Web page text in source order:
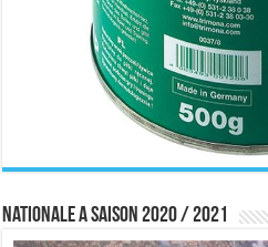
Nationale A saison 2020 / 2021